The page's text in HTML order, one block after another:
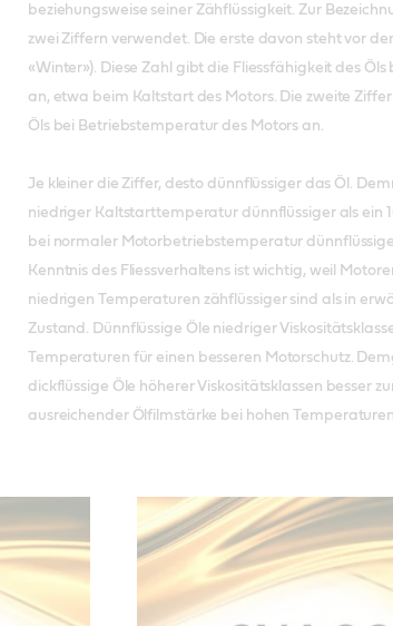
beziehungsweise seiner Zähflüssigkeit. Zur
zwei Ziffern verwendet. Die erste davon steht vor
«Winter»). Diese Zahl gibt die Fliessfähigkeit des
an, etwa beim Kaltstart des Motors. Die zweite
Öls bei Betriebstemperatur des Motors an.
Je kleiner die Ziffer, desto dünnflüssiger das Öl.
niedriger Kaltstarttemperatur dünnflüssiger als ein
bei normaler Motorbetriebstemperatur
Kenntnis des Fliessverhaltens ist wichtig, weil
niedrigen Temperaturen zähflüssiger sind als in
Zustand. Dünnflüssige Öle niedriger
Temperaturen für einen besseren Motorschutz.
dickflüssige Öle höherer Viskositätsklassen besser
ausreichender Ölfilmstärke bei hohen Temperaturen.